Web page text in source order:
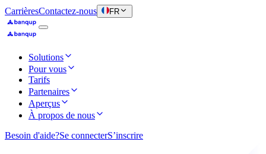
CarrièresContactez-nous FR
Solutions
Pour vous
Tarifs
Partenaires
Aperçus
À propos de nous
Besoin d'aide?Se connecterS’inscrire